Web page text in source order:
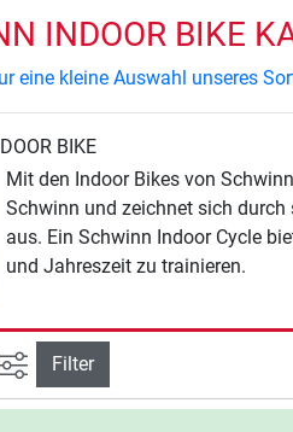
INDOOR BIKE
eine kleine Auswahl unseres
BIKE
Mit den Indoor Bikes von
Schwinn und zeichnet sich
aus. Ein Schwinn Indoor Cycle
und Jahreszeit zu trainieren.
Ansicht filtern
Filter